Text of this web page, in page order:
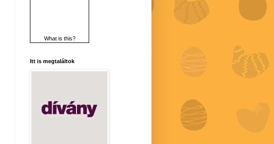
What is this?
Itt is megtaláltok